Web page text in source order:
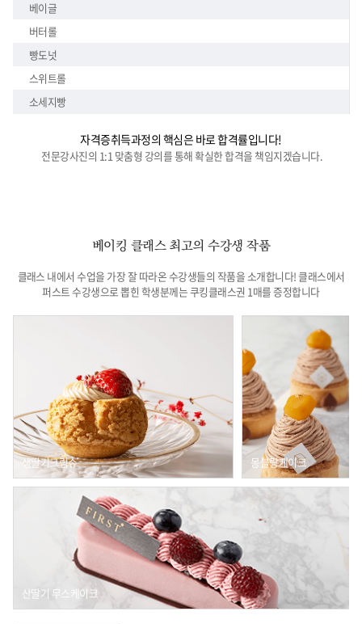
베이글
버터롤
빵도넛
스위트롤
소세지빵
자격증취득과정의 핵심은 바로 합격률입니다!
전문강사진의 1:1 맞춤형 강의를 통해 확실한 합격을 책임지겠습니다.
베이킹 클래스 최고의 수강생 작품
클래스 내에서 수업을 가장 잘 따라온 수강생들의 작품을 소개합니다!클래스에서
퍼스트 수강생으로 뽑힌 학생분께는 쿠킹클래스권 1매를 증정합니다
생딸기크림슈 몽블랑케이크
산딸기 무스케이크